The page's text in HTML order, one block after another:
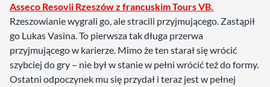
Asseco Resovii Rzeszów z francuskim Tours VB.
Rzeszowianie wygrali go, ale stracili przyjmującego. Zastąpił
go Lukas Vasina. To pierwsza tak długa przerwa
przyjmującego w karierze. Mimo że ten starał się wrócić
szybciej do gry – nie był w stanie w pełni wrócić też do formy.
Ostatni odpoczynek mu się przydał i teraz jest w pełnej